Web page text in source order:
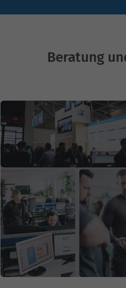
Beratung